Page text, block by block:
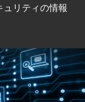
リティの情報